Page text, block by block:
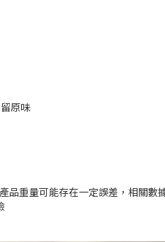
原味
品重量可能存在一定誤差，相關